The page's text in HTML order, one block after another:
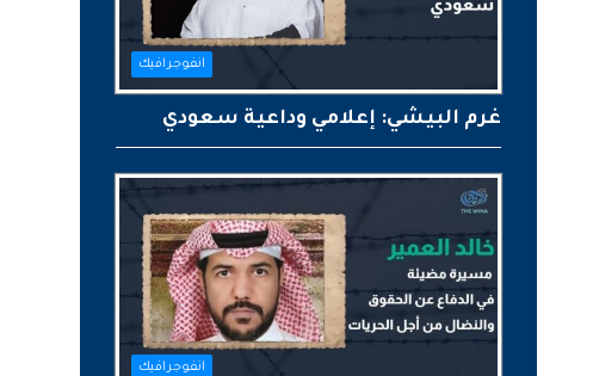
انفوجرافيك
غرم البيشي: إعلامي وداعية سعودي
انفوجرافيك